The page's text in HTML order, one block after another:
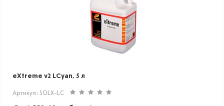
eXtreme v2 LCyan, 5 л
Артикул: SOLX-LC